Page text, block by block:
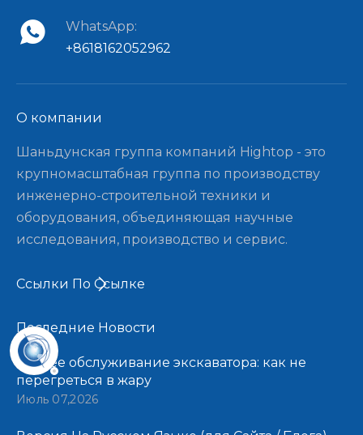
WhatsApp:
+8618162052962
О компании​​​​​​​
Шаньдунская группа компаний Hightop - это
крупномасштабная группа по производству
инженерно-строительной техники и
оборудования, объединяющая научные
исследования, производство и сервис.
Ссылки По Ссылке
Последние Новости​​​​​​​
Летнее обслуживание экскаватора: как не
перегреться в жару
Июль 07,2026